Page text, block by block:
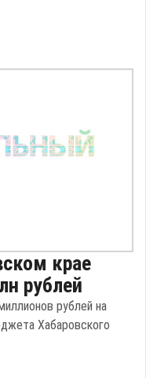
крае
рублей
рублей на
Хабаровского